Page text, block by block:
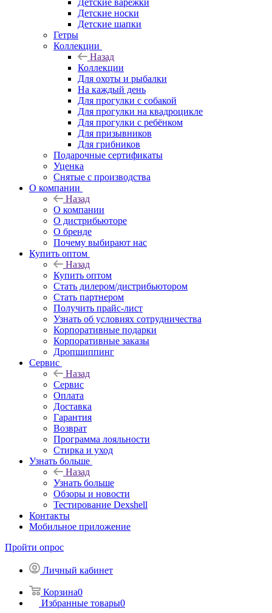
Детские варежки
Детские носки
Детские шапки
Гетры
Коллекции
Назад
Коллекции
Для охоты и рыбалки
На каждый день
Для прогулки с собакой
Для прогулки на квадроцикле
Для прогулки с ребёнком
Для призывников
Для грибников
Подарочные сертификаты
Уценка
Снятые с производства
О компании
Назад
О компании
О дистрибьюторе
О бренде
Почему выбирают нас
Купить оптом
Назад
Купить оптом
Стать дилером/дистрибьютором
Стать партнером
Получить прайс-лист
Узнать об условиях сотрудничества
Корпоративные подарки
Корпоративные заказы
Дропшиппинг
Сервис
Назад
Сервис
Оплата
Доставка
Гарантия
Возврат
Программа лояльности
Стирка и уход
Узнать больше
Назад
Узнать больше
Обзоры и новости
Тестирование Dexshell
Контакты
Мобильное приложение
Пройти опрос
Личный кабинет
Корзина0
Избранные товары0